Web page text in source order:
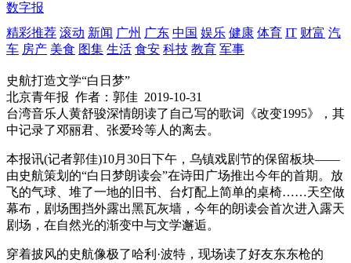
数字报
精彩推荐 滚动 新闻 广州 广东 中国 娱乐 健康 体育 IT 财富 汽
车 房产 美食 图集 生活 食安 科技 教育 军事
史航打造文学“白日梦”
北京青年报 作者：郭佳 2019-10-31
台湾音乐人黄舒骏深情朗读了自己写的歌词《改变1995》，其
中记录了邓丽君、张爱玲等人的离去。
本报讯(记者郭佳)10月30日下午，乌镇戏剧节的保留板块——
由史航策划的“白日梦朗读会”在诗田广场推出今年的首期。放
飞的气球、堆了一地的旧书、台灯配上简单的桌椅……天空做
幕布，剧场围挡外露出黑瓦灰墙，今年的朗读会首次进入露天
剧场，在自然光的渐变中与文学邂逅。
穿着披风的史航像极了哈利·波特，现场读了好友东东枪的